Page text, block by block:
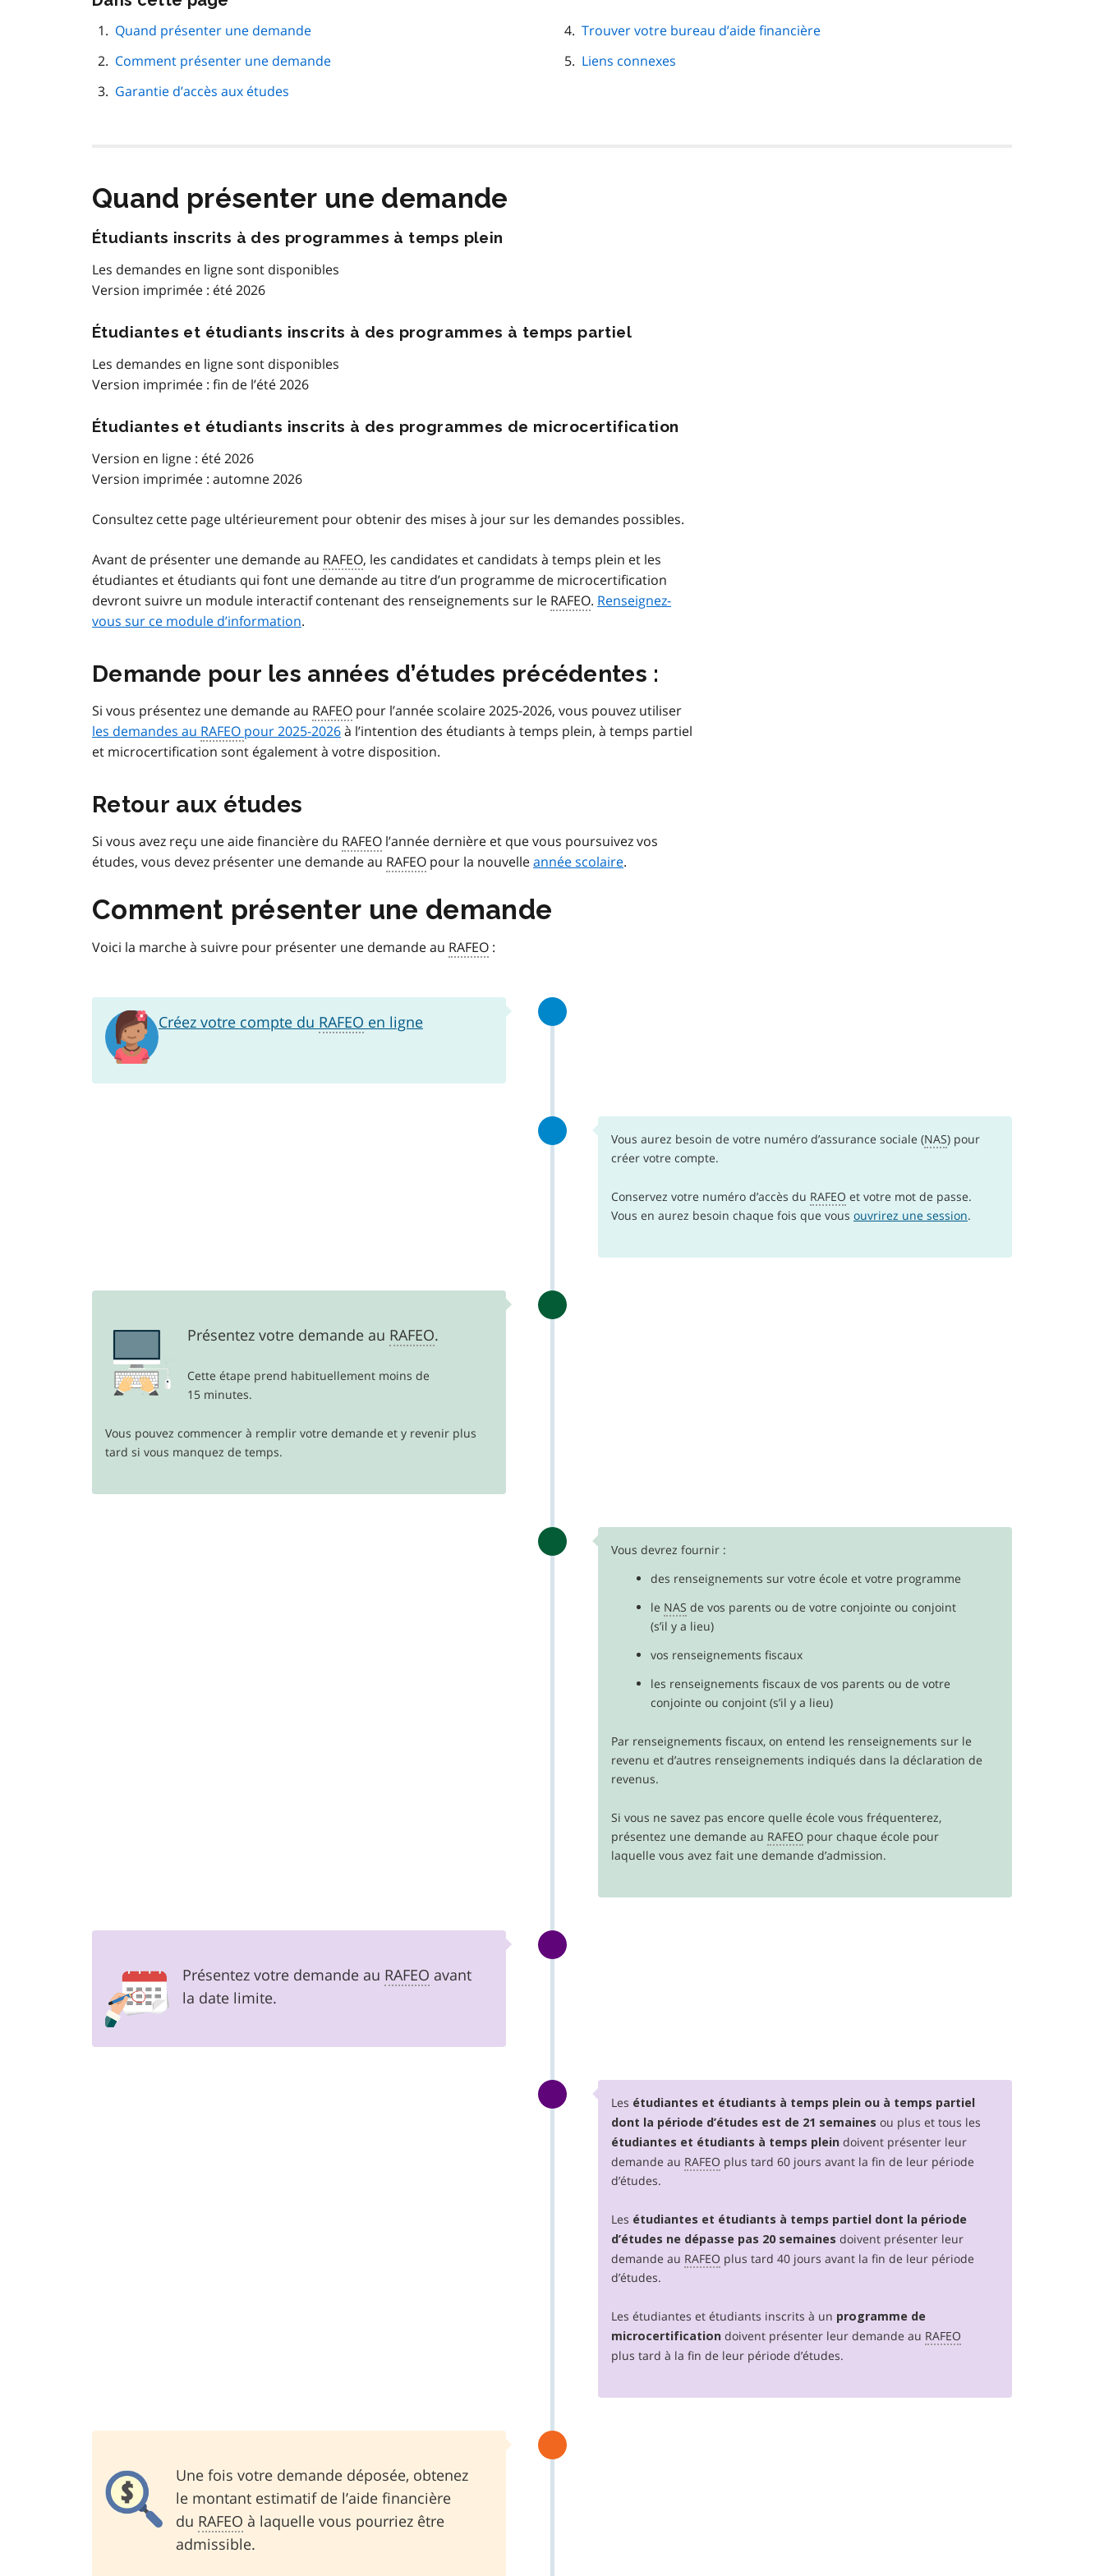
navigation
page
Quand présenter une demande
Comment présenter une demande
Garantie d’accès aux études
Trouver votre bureau d’aide financière
Liens connexes
Quand présenter une demande
Étudiants inscrits à des programmes à temps plein
Les demandes en ligne sont disponibles
Version imprimée : été 2026
Étudiantes et étudiants inscrits à des programmes à temps partiel
Les demandes en ligne sont disponibles
Version imprimée : fin de l’été 2026
Étudiantes et étudiants inscrits à des programmes de microcertification
Version en ligne : été 2026
Version imprimée : automne 2026
Consultez cette page ultérieurement pour obtenir des mises à jour sur les demandes possibles.
Avant de présenter une demande au RAFEO, les candidates et candidats à temps plein et les
étudiantes et étudiants qui font une demande au titre d’un programme de microcertification
devront suivre un module interactif contenant des renseignements sur le RAFEO. Renseignez-
vous sur ce module d’information.
Demande pour les années d’études précédentes :
Si vous présentez une demande au RAFEO pour l’année scolaire 2025-2026, vous pouvez utiliser
les demandes au RAFEO pour 2025-2026à l’intention des étudiants à temps plein, à temps partiel
et microcertification sont également à votre disposition.
Retour aux études
Si vous avez reçu une aide financière du RAFEO l’année dernière et que vous poursuivez vos
études, vous devez présenter une demande au RAFEO pour la nouvelleannée scolaire.
Comment présenter une demande
Voici la marche à suivre pour présenter une demande au RAFEO :
Créez votre compte du RAFEO en ligne
Vous aurez besoin de votre numéro d’assurance sociale (NAS) pour
créer votre compte.
Conservez votre numéro d’accès du RAFEO et votre mot de passe.
Vous en aurez besoin chaque fois que vous ouvrirez une session.
Présentez votre demande au RAFEO.
Cette étape prend habituellement moins de
15 minutes.
Vous pouvez commencer à remplir votre demande et y revenir plus
tard si vous manquez de temps.
Vous devrez fournir :
des renseignements sur votre école et votre programme
le NAS de vos parents ou de votre conjointe ou conjoint
(s’il y a lieu)
vos renseignements fiscaux
les renseignements fiscaux de vos parents ou de votre
conjointe ou conjoint (s’il y a lieu)
Par renseignements fiscaux, on entend les renseignements sur le
revenu et d’autres renseignements indiqués dans la déclaration de
revenus.
Si vous ne savez pas encore quelle école vous fréquenterez,
présentez une demande au RAFEO pour chaque école pour
laquelle vous avez fait une demande d’admission.
Présentez votre demande au RAFEO avant
la date limite.
Les étudiantes et étudiants à temps plein ou à temps partiel
dont la période d’études est de 21 semaines ou plus et tous les
étudiantes et étudiants à temps plein doivent présenter leur
demande au RAFEO plus tard 60 jours avant la fin de leur période
d’études.
Les étudiantes et étudiants à temps partiel dont la période
d’études ne dépasse pas 20 semaines doivent présenter leur
demande au RAFEO plus tard 40 jours avant la fin de leur période
d’études.
Les étudiantes et étudiants inscrits à un programme de
microcertification doivent présenter leur demande au RAFEO
plus tard à la fin de leur période d’études.
Une fois votre demande déposée, obtenez
le montant estimatif de l’aide financière
du RAFEO à laquelle vous pourriez être
admissible.